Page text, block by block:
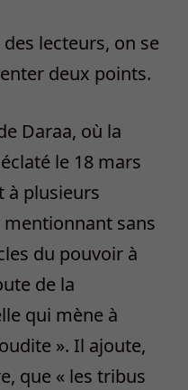
lecteurs, on se
deux points.
Daraa, où la
le 18 mars
à plusieurs
mentionnant sans
du pouvoir à
de la
qui mène à
». Il ajoute,
que « les tribus